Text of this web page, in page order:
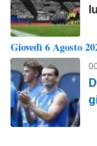
Giovedì 6 Agosto